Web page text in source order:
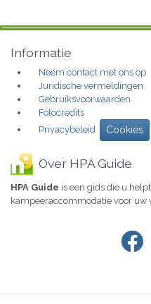
Informatie
Neem contact met ons op
Juridische vermeldingen
Gebruiksvoorwaarden
Fotocredits
Privacybeleid
Cookies
Over HPA Guide
HPA Guide is een gids die u
kampeeraccommodatie voor uw